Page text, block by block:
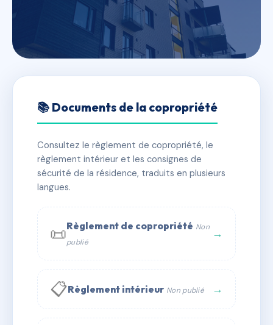
LE VICTOR HUGO
✓ Immatriculée 🏠 14 lots 🏗 1 bâtiment(s)
📞 Contacter Syndic Digital
📚 Documents de la copropriété
Consultez le règlement de copropriété, le
règlement intérieur et les consignes de
sécurité de la résidence, traduits en plusieurs
langues.
📜Règlement de copropriété Non
publié
→
📋Règlement intérieur Non publié →